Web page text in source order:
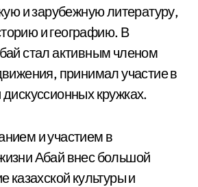
и зарубежную литературу,
и географию. В
стал активным членом
принимал участие в
кружках.
и участием в
Абай внес большой
казахской культуры и